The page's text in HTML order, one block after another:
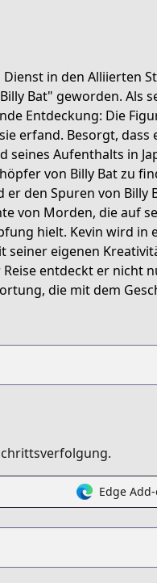
Dienst in den Alliierten
Bat" geworden. Als
Entdeckung: Die
erfand. Besorgt, dass
Aufenthalts in
von Billy Bat zu
den Spuren von Billy
von Morden, die auf
hielt. Kevin wird in
seiner eigenen
entdeckt er nicht
die mit dem
Edge